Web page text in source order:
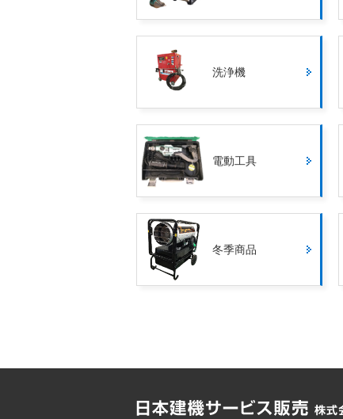
洗浄機
電動工具
冬季商品